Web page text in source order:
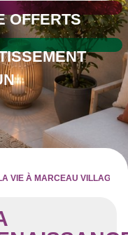
OFFERTS
VIE À MARCEAU VILLAGE –